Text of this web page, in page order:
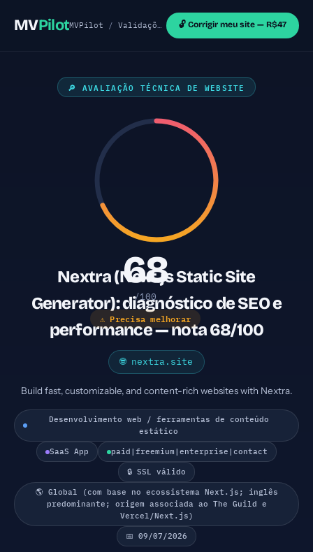
MVPilotMVPilot /Validações de MVP /Sites Next.js/
🔓 Corrigir meu site — R$47
🔎 AVALIAÇÃO TÉCNICA DE WEBSITE
68
/100
⚠ Precisa melhorar
Nextra (Next.js Static Site
Generator): diagnóstico de SEO e
performance — nota 68/100
🌐 nextra.site
Build fast, customizable, and content-rich websites with Nextra.
Desenvolvimento web / ferramentas de conteúdo
estático
SaaS App paid|freemium|enterprise|contact
🔒 SSL válido
🌎 Global (com base no ecossistema Next.js; inglês
predominante; origem associada ao The Guild e
Vercel/Next.js)
📅 09/07/2026